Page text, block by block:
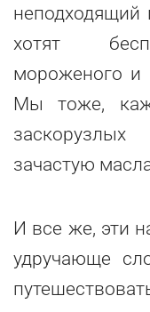
неподходящий
хотят
мороженого и
Мы тоже,
заскорузлых
зачастую
И все же, эти
удручающе